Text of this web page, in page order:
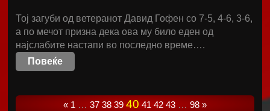
Тој загуби од ветеранот Давид Гофен со 7-5, 4-6, 3-6,
а по мечот призна дека ова му било еден од
најслабите настапи во последно време….
Повеќе
« 1 … 37 38 39 40 41 42 43 … 98 »